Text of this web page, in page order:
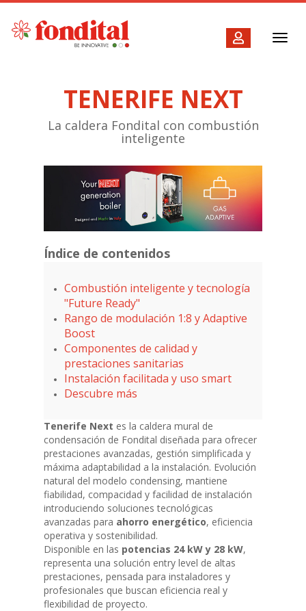
TENERIFE NEXT
La caldera Fondital con combustión
inteligente
Índice de contenidos
Combustión inteligente y tecnología
"Future Ready"
Rango de modulación 1:8 y Adaptive
Boost
Componentes de calidad y
prestaciones sanitarias
Instalación facilitada y uso smart
Descubre más
Tenerife Next es la caldera mural de
condensación de Fondital diseñada para ofrecer
prestaciones avanzadas, gestión simplificada y
máxima adaptabilidad a la instalación. Evolución
natural del modelo condensing, mantiene
fiabilidad, compacidad y facilidad de instalación
introduciendo soluciones tecnológicas
avanzadas para ahorro energético, eficiencia
operativa y sostenibilidad.
Disponible en las potencias 24 kW y 28 kW,
representa una solución entry level de altas
prestaciones, pensada para instaladores y
profesionales que buscan eficiencia real y
flexibilidad de proyecto.